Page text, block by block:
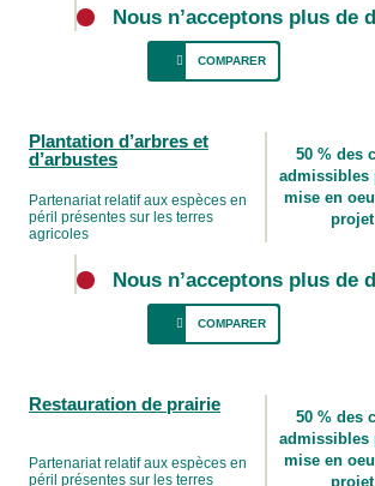
oiseaux des prairies, du bourdon à
rousse, du bourdon bohémien ou du
Nous n’acceptons plus de
COMPARER
particulièrement vulnérables pendant
nidification, entre le début mai et la
De nombreuses prairies ou prés de
aménagés sont récoltés au moins une
pendant cette période, ayant un effet
dévastateur pour les oisillons des
Le fait de retarder la première fenaison
15 juillet, ou plus tard,
leurs chances de survie.
Plantation d’arbres et
d’arbustes
Partenariat relatif aux espèces en
péril présentes sur les terres
agricoles
50 % des
admissibles
mise en
projet
Nous n’acceptons plus de
COMPARER
d’arbres et d’arbustes indigènes dans
d’une part, de créer des couloirs qui
permettront aux espèces telles la
Restauration de prairie
Partenariat relatif aux espèces en
péril présentes sur les terres
50 % des
admissibles
mise en
projet